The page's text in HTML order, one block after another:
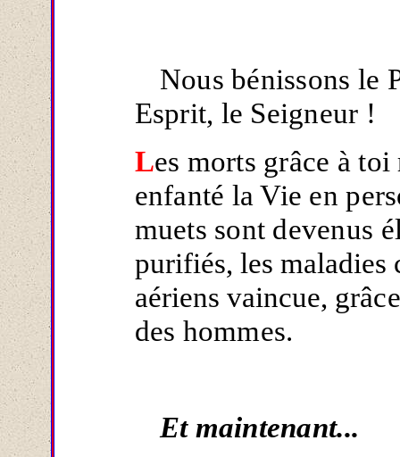
Nous bénissons le
Esprit, le Seigneur !
Les morts grâce à
enfanté la Vie en
muets sont devenus
purifiés, les maladies
aériens vaincue,
des hommes.
Et maintenant...